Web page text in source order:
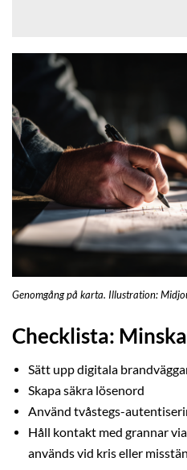
Genomgång på karta. Illustration:
Checklista:
Sätt upp digitala
Skapa säkra lösenord
Använd tvåstegs-
Håll kontakt med grannar
används vid kris eller